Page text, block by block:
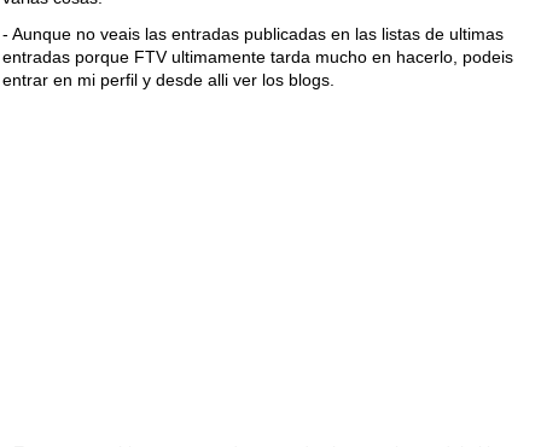
- Aunque no veais las entradas publicadas en las listas de ultimas
entradas porque FTV ultimamente tarda mucho en hacerlo, podeis
entrar en mi perfil y desde alli ver los blogs.